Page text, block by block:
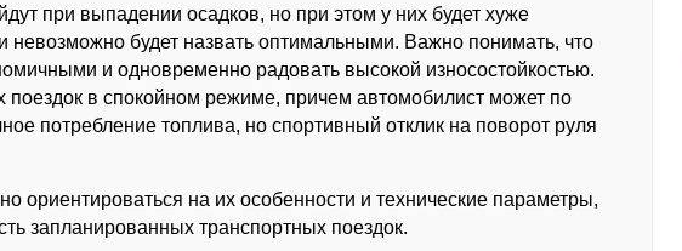
при выпадении осадков, но при этом у них будет хуже
невозможно будет назвать оптимальными. Важно понимать, что
и одновременно радовать высокой износостойкостью.
в спокойном режиме, причем автомобилист может по
потребление топлива, но спортивный отклик на поворот руля
на их особенности и технические параметры,
запланированных транспортных поездок.